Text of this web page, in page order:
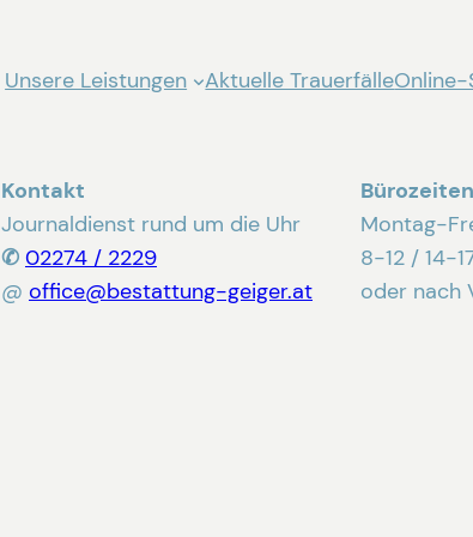
Unsere Leistungen Aktuelle TrauerfälleOnline-
Kontakt
Journaldienst rund um die Uhr
✆ 02274 / 2229
@ office@bestattung-geiger.at
Bürozeiten
Montag-
8-12 / 14-
oder nach